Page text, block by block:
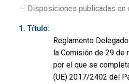
— Disposiciones publicadas en
Título:
Reglamento
la Comisión de 29 de
por el que se
(UE) 2017/2402 del